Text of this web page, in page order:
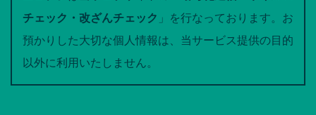
チェック・改ざんチェック 」を行なっております。お
預かりした大切な個人情報は、当サービス提供の目的
以外に利用いたしません。